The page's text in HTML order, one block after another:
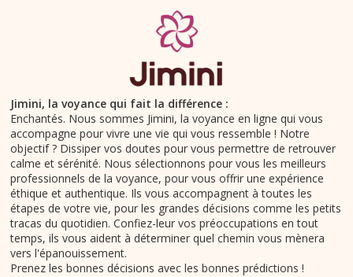
Jimini, la voyance qui fait la différence :
Enchantés. Nous sommes Jimini, la voyance en ligne qui vous
accompagne pour vivre une vie qui vous ressemble ! Notre
objectif ? Dissiper vos doutes pour vous permettre de retrouver
calme et sérénité. Nous sélectionnons pour vous les meilleurs
professionnels de la voyance, pour vous offrir une expérience
éthique et authentique. Ils vous accompagnent à toutes les
étapes de votre vie, pour les grandes décisions comme les petits
tracas du quotidien. Confiez-leur vos préoccupations en tout
temps, ils vous aident à déterminer quel chemin vous mènera
vers l'épanouissement.
Prenez les bonnes décisions avec les bonnes prédictions !